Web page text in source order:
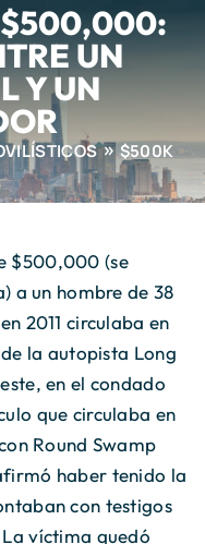
$500,000:
UN
Y UN
$500K
$500,000 (se
a un hombre de 38
2011 circulaba en
la autopista Long
en el condado
que circulaba en
Round Swamp
haber tenido la
con testigos
víctima quedó